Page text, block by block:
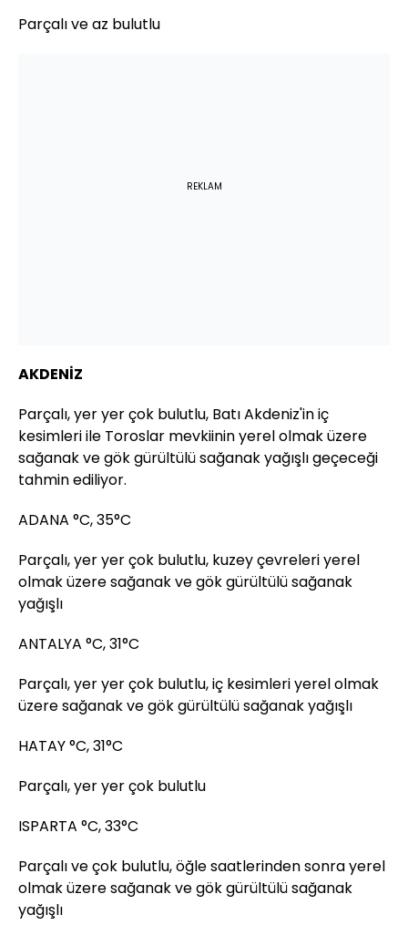
Parçalı ve az bulutlu
REKLAM
AKDENİZ
Parçalı, yer yer çok bulutlu, Batı Akdeniz'in iç
kesimleri ile Toroslar mevkiinin yerel olmak üzere
sağanak ve gök gürültülü sağanak yağışlı geçeceği
tahmin ediliyor.
ADANA °C, 35°C
Parçalı, yer yer çok bulutlu, kuzey çevreleri yerel
olmak üzere sağanak ve gök gürültülü sağanak
yağışlı
ANTALYA °C, 31°C
Parçalı, yer yer çok bulutlu, iç kesimleri yerel olmak
üzere sağanak ve gök gürültülü sağanak yağışlı
HATAY °C, 31°C
Parçalı, yer yer çok bulutlu
ISPARTA °C, 33°C
Parçalı ve çok bulutlu, öğle saatlerinden sonra yerel
olmak üzere sağanak ve gök gürültülü sağanak
yağışlı